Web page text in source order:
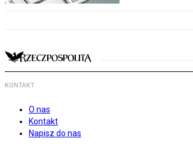
KONTAKT
O nas
Kontakt
Napisz do nas